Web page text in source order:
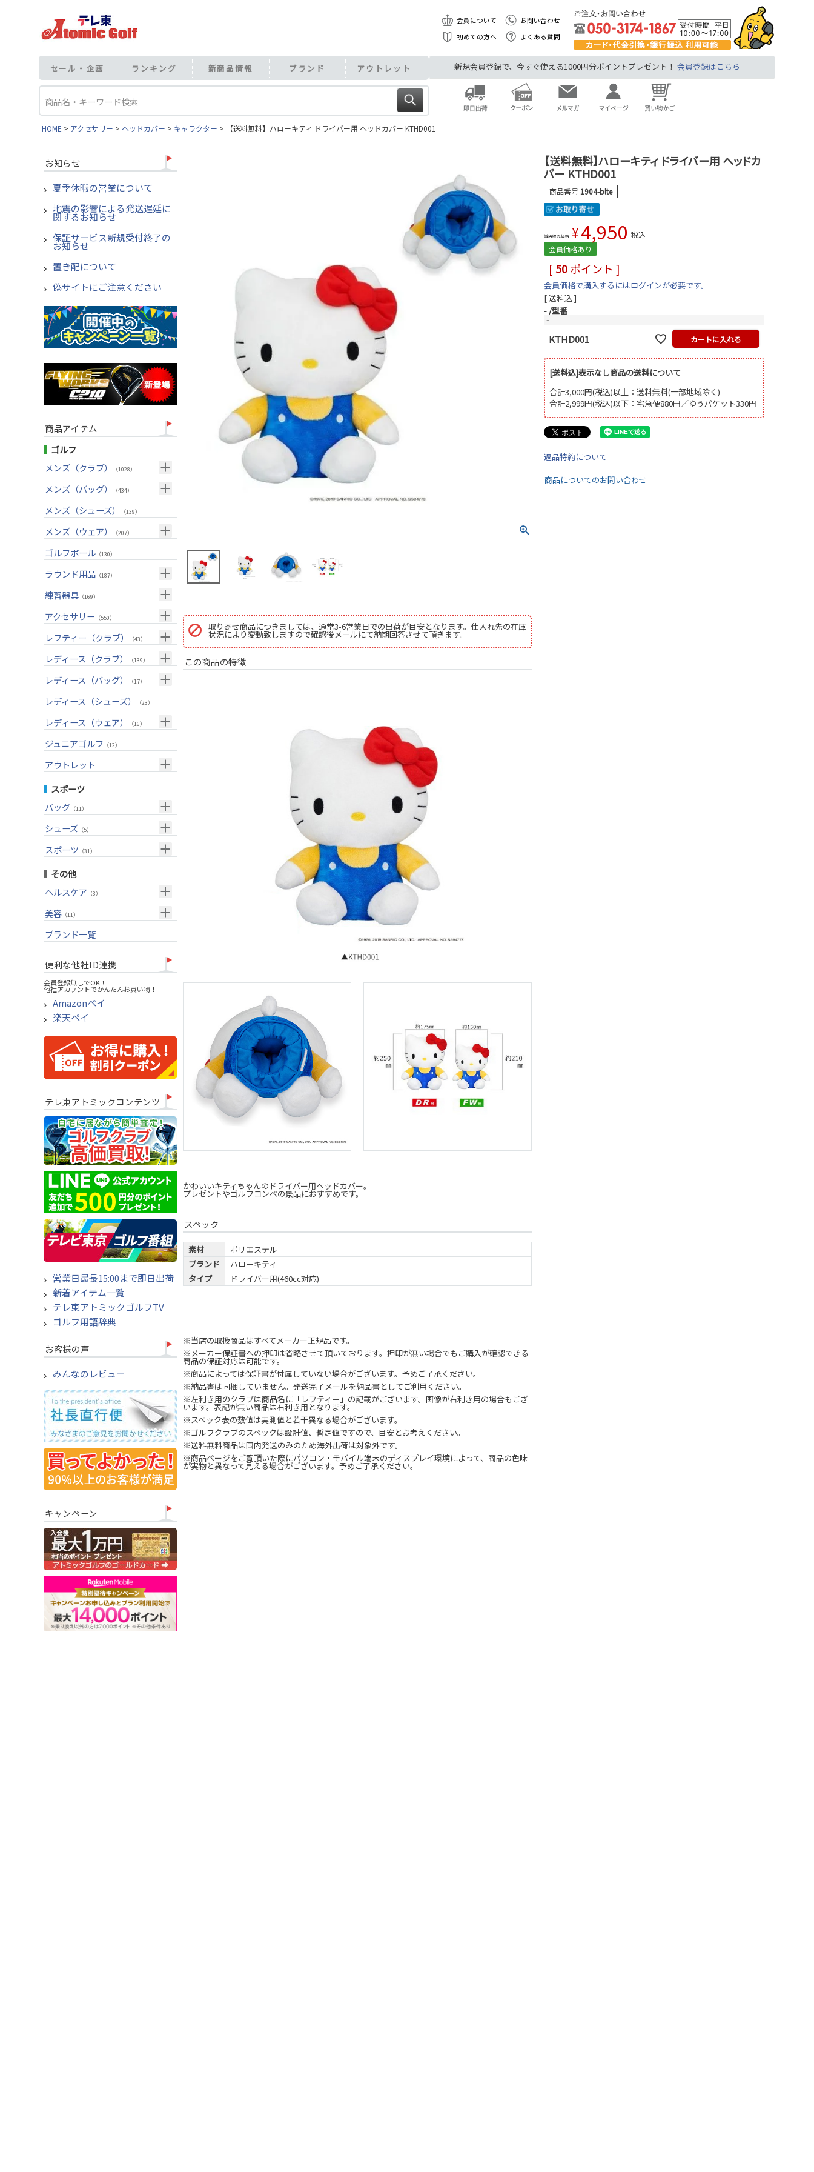
会員について
お問い合わせ
初めての方へ
よくある質問
セール・企画 ランキング 新商品情報 ブランド アウトレット 新規会員登録で、今すぐ使える1000円分ポイントプレゼント！ 会員登録はこちら
HOME アクセサリー ヘッドカバー キャラクター 【送料無料】ハローキティ ドライバー用 ヘッドカバー KTHD001
お知らせ
夏季休暇の営業について
地震の影響による発送遅延に
関するお知らせ
保証サービス新規受付終了の
お知らせ
置き配について
偽サイトにご注意ください
商品アイテム
ゴルフ
メンズ（クラブ）
（1028）
クラブセット(右用) （24）
ドライバー(右用)
フェアウェイウッド(右用) （100）
ウェッジ(右用)
パター(右用)
チッパー(右用)（13）
USモデル（59）
カスタム
メンズ（バッグ） （434）
キャディバッグ（212）
ボストンバッグ
トートバッグ
メンズ（シューズ） （139）
メンズ（ウェア） （207）
トップス（55）
ボトムス（26）
アウター
グローブ
その他
ゴルフボール （130）
ラウンド用品 （187）
GPSナビ（34）
距離測定器
（20）
ネームプレート
傘
練習器具 （169）
パターマット（28）
スイング練習器 （114）
アクセサリー （550）
ヘッドカバー（213）
シューズケース （7）
トラベルケース （20）
サングラス
ネックレス
その他
シャフト（27）
グリップ（20）
レフティー（クラブ） （43）
クラブセット(左用) （1）
ドライバー(左用)（4）
フェアウェイウッド(左用)
ウェッジ(左用)
パター(左用)
USモデル
レディース（クラブ） （139）
クラブセット(女性用) （11）
ドライバー(女性用)（20）
フェアウェイウッド(女性用) （28）
ウェッジ(女性用)
パター(女性用)
チッパー(女性用)（2）
USモデル（1）
レディース（バッグ） （17）
キャディバッグ （12）
クラブケース （2）
レディース（シューズ） （23）
レディース（ウェア） （16）
トップス（5）
レインウェア
ジュニアゴルフ （12）
アウトレット
クラブセット
ドライバー
ユーティリティー
アイアンセット
アイアン単品
ウェッジ
パター
ゴルフバッグ
ゴルフシューズ
ウェア
その他
スポーツ
バッグ （11）
メンズ（10）
スーツケース
シューズ （5）
アクセサリー
スポーツ （31）
トレーニング
アウトドア
その他
ヘルスケア （3）
サポーター
美容 （11）
UVケア（11）
ブランド一覧
便利な他社ID連携
会員登録無しでOK！
他社アカウントでかんたんお買い物！
Amazonペイ
楽天ペイ
テレ東アトミックコンテンツ
営業日最長15:00まで即日出荷
新着アイテム一覧
テレ東アトミックゴルフTV
ゴルフ用語辞典
お客様の声
みんなのレビュー
キャンペーン
【送料無料】ハローキティ ドライバー用 ヘッドカ
バー KTHD001
商品番号 1904-blte
当店販売価格 ¥4,950 税込
会員価格あり
[50ポイント ]
会員価格で購入するにはログインが必要です。
送料込
- 型番
-
KTHD001 カートに入れる
[送料込]表示なし商品の送料について
合計3,000円(税込)以上：送料無料(一部地域除く)
合計2,999円(税込)以下：宅急便880円／ゆうパケット330円
返品特約について
商品についてのお問い合わせ
取り寄せ商品につきましては、通常3-6営業日での出荷が目安となります。仕入れ先の在庫
状況により変動致しますので確認後メールにて納期回答させて頂きます。
この商品の特徴
かわいいキティちゃんのドライバー用ヘッドカバー。
プレゼントやゴルフコンペの景品におすすめです。
スペック
素材
ポリエステル
ブランド
ハローキティ
タイプ
ドライバー用(460cc対応)
※当店の取扱商品はすべてメーカー正規品です。
※メーカー保証書への押印は省略させて頂いております。押印が無い場合でもご購入が確認できる
商品の保証対応は可能です。
※商品によっては保証書が付属していない場合がございます。予めご了承ください。
※納品書は同梱していません。発送完了メールを納品書としてご利用ください。
※左利き用のクラブは商品名に「レフティー」の記載がございます。画像が右利き用の場合もござ
います。表記が無い商品は右利き用となります。
※スペック表の数値は実測値と若干異なる場合がございます。
※ゴルフクラブのスペックは設計値、暫定値ですので、目安とお考えください。
※送料無料商品は国内発送のみのため海外出荷は対象外です。
※商品ページをご覧頂いた際にパソコン・モバイル端末のディスプレイ環境によって、商品の色味
が実物と異なって見える場合がございます。予めご了承ください。